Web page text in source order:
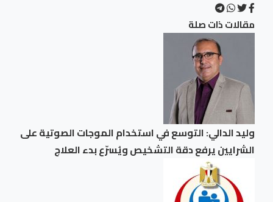
مقالات ذات صلة
وليد الدالي: التوسع في استخدام الموجات الصوتية على
الشرايين يرفع دقة التشخيص ويُسرّع بدء العلاج